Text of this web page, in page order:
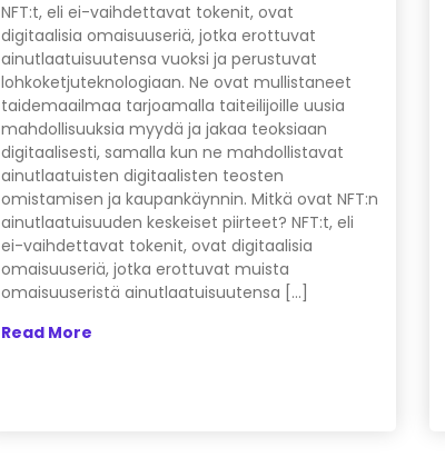
NFT:t, eli ei-vaihdettavat tokenit, ovat
digitaalisia omaisuuseriä, jotka erottuvat
ainutlaatuisuutensa vuoksi ja perustuvat
lohkoketjuteknologiaan. Ne ovat mullistaneet
taidemaailmaa tarjoamalla taiteilijoille uusia
mahdollisuuksia myydä ja jakaa teoksiaan
digitaalisesti, samalla kun ne mahdollistavat
ainutlaatuisten digitaalisten teosten
omistamisen ja kaupankäynnin. Mitkä ovat NFT:n
ainutlaatuisuuden keskeiset piirteet? NFT:t, eli
ei-vaihdettavat tokenit, ovat digitaalisia
omaisuuseriä, jotka erottuvat muista
omaisuuseristä ainutlaatuisuutensa […]
Read More